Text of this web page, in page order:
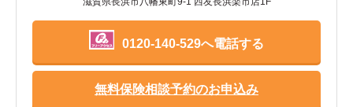
0120-140-529へ電話する
無料保険相談予約のお申込み